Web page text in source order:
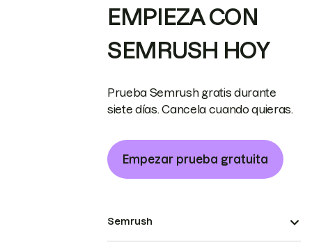
EMPIEZA CON
SEMRUSH HOY
Prueba Semrush gratis durante
siete días. Cancela cuando quieras.
Empezar prueba gratuita
Semrush